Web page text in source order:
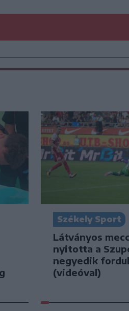
Székely Sport
Látványos
nyitotta a
negyedik
(videóval)